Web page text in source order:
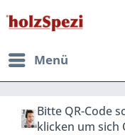
Menü
Bitte QR-Code
klicken um sich